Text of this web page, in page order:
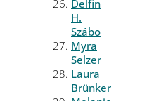
Delfin
H.
Szábo
Myra
Selzer
Laura
Brünker